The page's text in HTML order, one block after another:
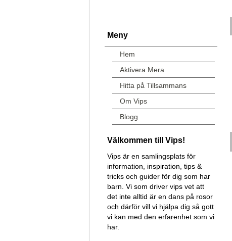
Meny
Hem
Aktivera Mera
Hitta på Tillsammans
Om Vips
Blogg
Välkommen till Vips!
Vips är en samlingsplats för
information, inspiration, tips &
tricks och guider för dig som har
barn. Vi som driver vips vet att
det inte alltid är en dans på rosor
och därför vill vi hjälpa dig så gott
vi kan med den erfarenhet som vi
har.